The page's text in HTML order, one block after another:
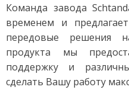
Команда завода
временем и
передовые решения
продукта мы
поддержку и
сделать Вашу работу